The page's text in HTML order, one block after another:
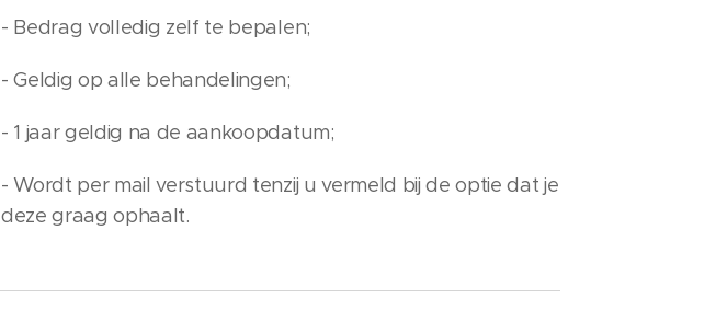
- Bedrag volledig zelf te bepalen;
- Geldig op alle behandelingen;
- 1 jaar geldig na de aankoopdatum;
- Wordt per mail verstuurd tenzij u vermeld bij de optie dat je
deze graag ophaalt.